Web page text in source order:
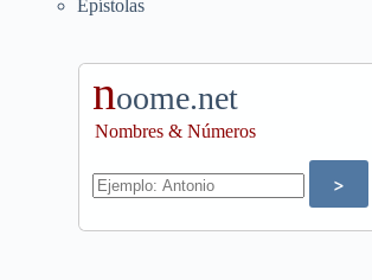
Epístolas
noome.net
Nombres & Números